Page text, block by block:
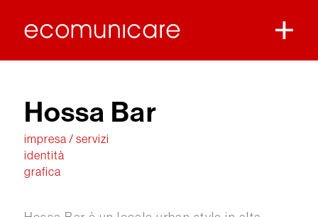
Hossa Bar
impresa / servizi
identità
grafica